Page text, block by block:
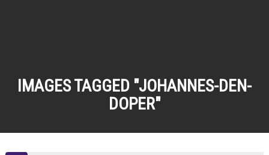
IMAGES TAGGED "JOHANNES-DEN-
DOPER"